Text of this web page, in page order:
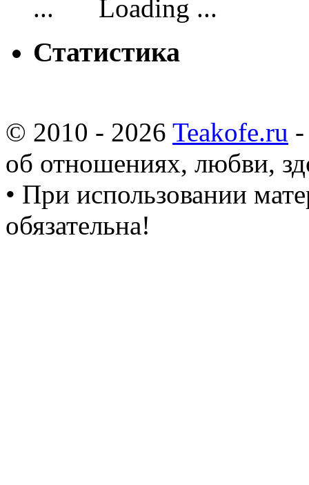
Loading ...
Статистика
© 2010 - 2026 Teakofe.ru
об отношениях, любви,
• При использовании
обязательна!